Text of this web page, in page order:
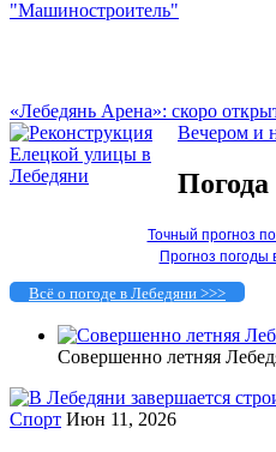
«Лебедянь Арена»: скоро
Вечером и
Погода
Точный прогноз
Прогноз погоды
Всё о погоде в Лебедяни >>>
Совершенно летняя
Спорт Июн 11, 2026